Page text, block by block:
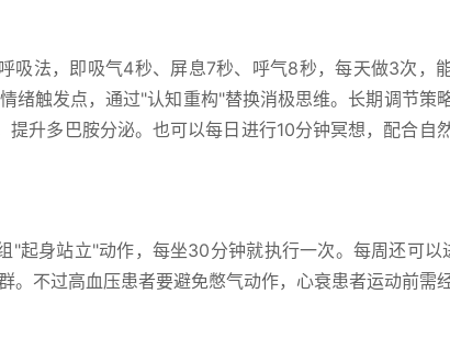
吸法，即吸气4秒、屏息7秒、呼气8秒，每天做3次，
触发点，通过"认知重构"替换消极思维。长期调节策略
升多巴胺分泌。也可以每日进行10分钟冥想，配合自
起身站立"动作，每坐30分钟就执行一次。每周还可以
。不过高血压患者要避免憋气动作，心衰患者运动前需